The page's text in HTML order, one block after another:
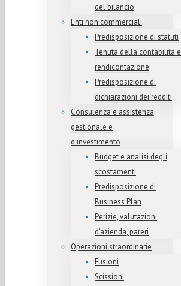
del bilancio
Enti non commerciali
Predisposizione di statuti
Tenuta della contabilità e
rendicontazione
Predisposizione di
dichiarazioni dei redditi
Consulenza e assistenza
gestionale e
d’investimento
Budget e analisi degli
scostamenti
Predisposizione di
Business Plan
Perizie, valutazioni
d’azienda, pareri
Operazioni straordinarie
Fusioni
Scissioni